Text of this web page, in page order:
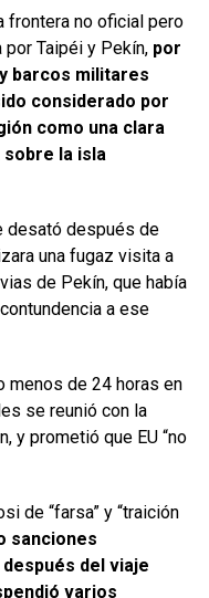
frontera no oficial pero
por Taipéi y Pekín, por
barcos militares
considerado por
como una clara
sobre la isla
desató después de
una fugaz visita a
de Pekín, que había
a ese
menos de 24 horas en
se reunió con la
y prometió que EU “no
de “farsa” y “traición
sanciones
del viaje
varios